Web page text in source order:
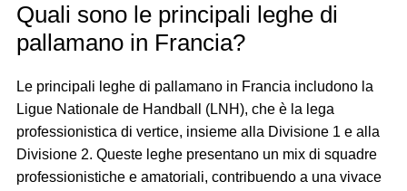
Quali sono le principali leghe di
pallamano in Francia?
Le principali leghe di pallamano in Francia includono la
Ligue Nationale de Handball (LNH), che è la lega
professionistica di vertice, insieme alla Divisione 1 e alla
Divisione 2. Queste leghe presentano un mix di squadre
professionistiche e amatoriali, contribuendo a una vivace